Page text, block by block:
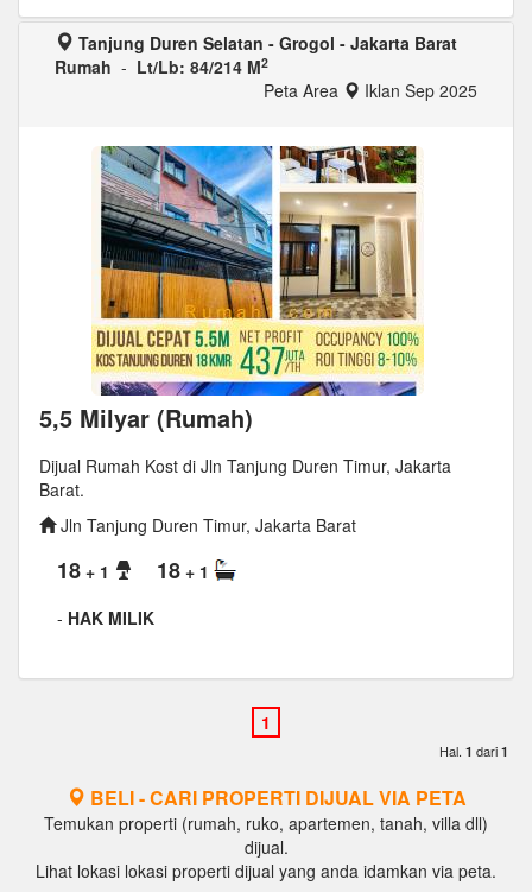
Tanjung Duren Selatan - Grogol - Jakarta Barat
Rumah - Lt/Lb: 84/214 M2
Peta Area Iklan Sep 2025
5,5 Milyar (Rumah)
Dijual Rumah Kost di Jln Tanjung Duren Timur, Jakarta
Barat.
Jln Tanjung Duren Timur, Jakarta Barat
18 + 1 18 + 1
- HAK MILIK
Hal. 1 dari 1
BELI - CARI PROPERTI DIJUAL VIA PETA
Temukan properti (rumah, ruko, apartemen, tanah, villa dll)
dijual.
Lihat lokasi lokasi properti dijual yang anda idamkan via peta.